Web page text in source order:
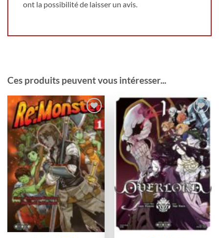
ont la possibilité de laisser un avis.
Ces produits peuvent vous intéresser...
Ajouter
à la
wishlist
Ajouter
à la
wishlist